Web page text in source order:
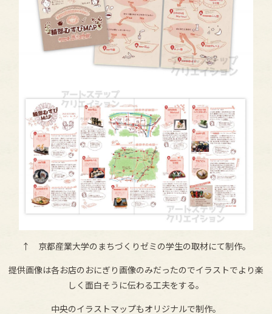
↑ 京都産業大学のまちづくりゼミの学生の取材にて制作。
提供画像は各お店のおにぎり画像のみだったのでイラストでより楽
しく面白そうに伝わる工夫をする。
中央のイラストマップもオリジナルで制作。